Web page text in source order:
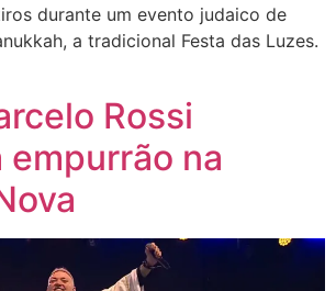
durante um evento judaico de
a tradicional Festa das Luzes.
Rossi
empurrão na